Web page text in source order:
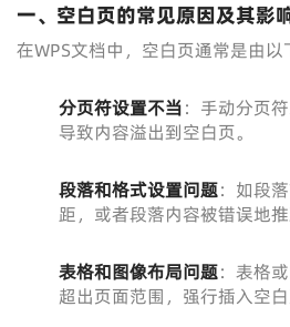
一、空白页的常见原因及其影
在WPS文档中，空白页通常是由以
分页符设置不当：手动分页
导致内容溢出到空白页。
段落和格式设置问题：如段
距，或者段落内容被错误地推
表格和图像布局问题：表格
超出页面范围，强行插入空白